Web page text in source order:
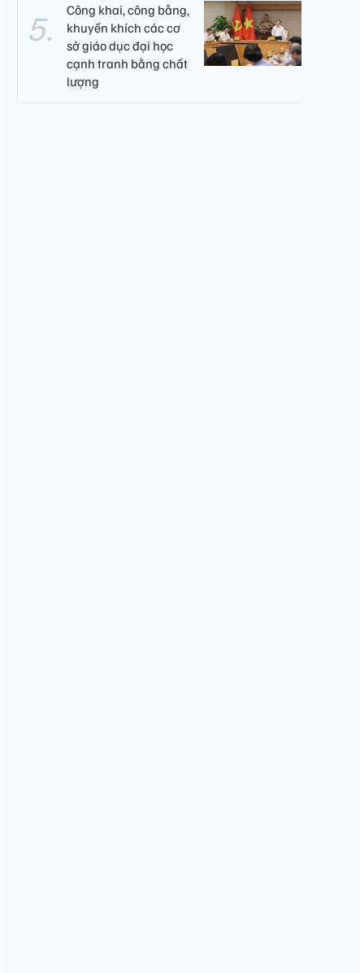
Công khai, công bằng,
khuyến khích các cơ
sở giáo dục đại học
cạnh tranh bằng chất
lượng​